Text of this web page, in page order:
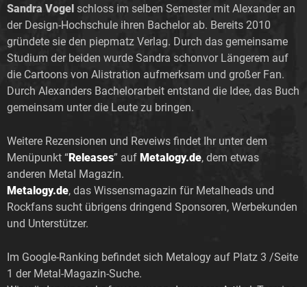
Sandra Vogel schloss im selben Semester mit Alexander an
der Design-Hochschule ihren Bachelor ab. Bereits 2010
gründete sie den piepmatz Verlag. Durch das gemeinsame
Studium der beiden wurde Sandra schonvor Längerem auf
die Cartoons von Alistration aufmerksam und großer Fan.
Durch Alexanders Bachelorarbeit entstand die Idee, das Buch
gemeinsam unter die Leute zu bringen.
Weitere Rezensionen und Reveiws findet Ihr unter dem
Menüpunkt “Releases” auf Metalogy.de, dem etwas
anderen Metal Magazin.
Metalogy.de, das Wissensmagazin für Metalheads und
Rockfans sucht übrigens dringend Sponsoren, Werbekunden
und Unterstützer.
Im Google-Ranking befindet sich Metalogy auf Platz 3 /Seite
1 der Metal-Magazin-Suche.